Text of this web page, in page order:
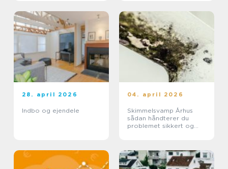
28. april 2026
Indbo og ejendele
04. april 2026
Skimmelsvamp Århus
sådan håndterer du
problemet sikkert og